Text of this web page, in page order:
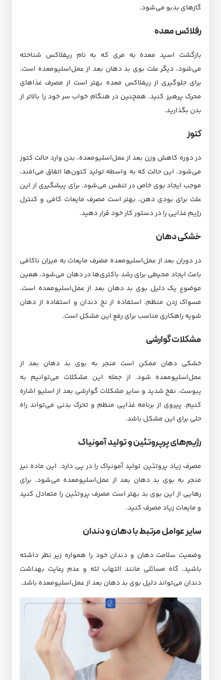
گازهای بدبو می‌شود.
رفلاکس معده
بازگشت اسید معده به مری که به نام ریفلاکس شناخته
می‌شود، دیگر علت بوی بد دهان بعد از عمل‌اسلیو‌معده است.
برای جلوگیری از ریفلاکس معده بهتر است از مصرف غذاهای
محرک پرهیز کنید. همچنین در هنگام خواب سر خود را بالاتر از
بدن بگذارید.
کتوز
در دوره کاهش وزن بعد از عمل‌اسلیو‌معده، بدن وارد حالت کتوز
می‌شود. این حالت که به واسطه تولید کتون‌ها اتفاق می‌افند،
موجب ایجاد بوی خاص در تنفس می‌شود. برای پیشگیری از این
علت برای بودی دهن، بهتر است مصرف مایعات کافی و کنترل
رژیم غذایی را در دستور کار خود قرار دهید.
خشکی دهان
در دوران بعد از عمل‌اسلیو‌معده مصرف مایعات به میزان ناکافی
باعث ایجاد محیطی برای رشد باکتری‌ها در دهان می‌شود. همین
موضوع یک دلیل بوی بد دهان بعد از عمل‌اسلیو‌معده است.
مسواک زدن منظم، استفاده از نخ دندان و استفاده از دهان
شویه راهکاری مناسب برای رفع این مشکل است.
مشکلات گوارشی
خشکی دهان ممکن است منجر به بوی بد دهان بعد از
عمل‌اسلیو‌معده شود. از جمله این مشکلات می‌توانیم به
یبوست، نفخ شدید و سایر مشکلات گوارشی بعد از اسلیو اشاره
کنیم. پیروی از برنامه غذایی منظم و تحرک بدنی می‌تواند راه
حلی برای این مشکل باشد.
رژیم‌های پرپروتئین و تولید آمونیاک
مصرف زیاد پروتئین تولید آمونیاک را در پی دارد. این ماده نیز
منجر به بوی بد دهان بعد از عمل‌اسلیو‌معده می‌شود. برای
رهایی از این بوی بد بهتر است مصرف پروتئین را متعادل کنید
و مایعات زیاد مصرف کنید.
سایر عوامل مرتبط با دهان و دندان
وضعیت سلامت دهان و دندان خود را همواره زیر نظر داشته
باشید. گاه مسائلی مانند التهاب لثه و عدم رعایت بهداشت
دندان می‌تواند دلیل بوی بد دهان بعد از عمل‌اسلیو‌معده باشد.